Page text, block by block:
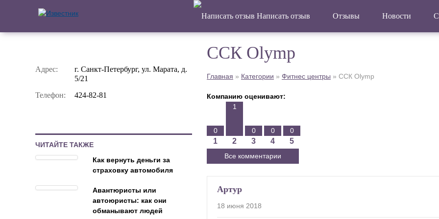
Написать отзыв Отзывы Новости
Адрес:
г. Санкт-Петербург, ул. Марата, д.
5/21
Телефон:
424-82-81
ЧИТАЙТЕ ТАКЖЕ
Как вернуть деньги за
страховку автомобиля
Авантюристы или
автоюристы: как они
обманывают людей
ССК Olymp
Главная » Категории » Фитнес центры » ССК Olymp
Компанию оценивают:
0
1
1
2
0
3
0
4
0
5
Все комментарии
Артур
18 июня 2018